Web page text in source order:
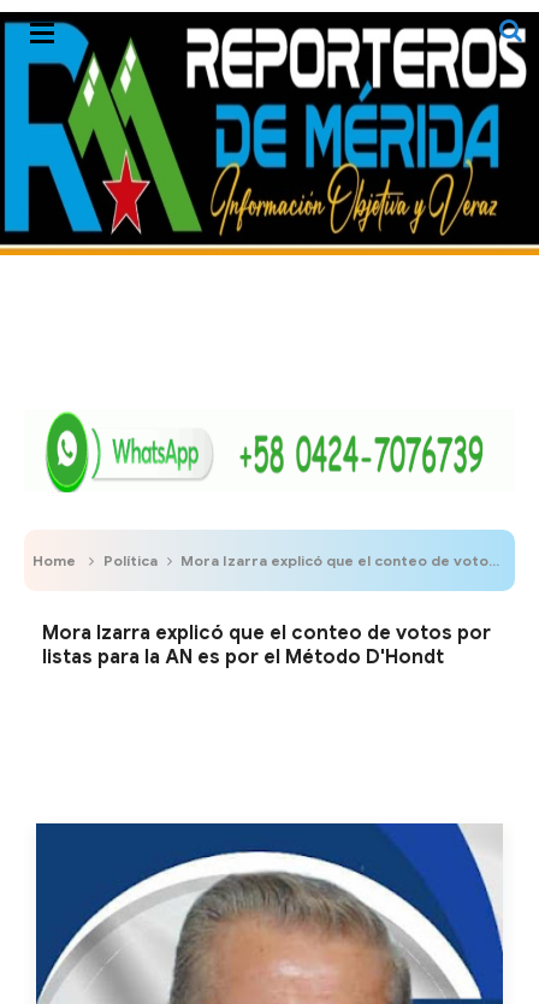
Home Política Mora Izarra explicó que el conteo de votos por listas para la AN es por el Método D'Hondt
Mora Izarra explicó que el conteo de votos por
listas para la AN es por el Método D'Hondt